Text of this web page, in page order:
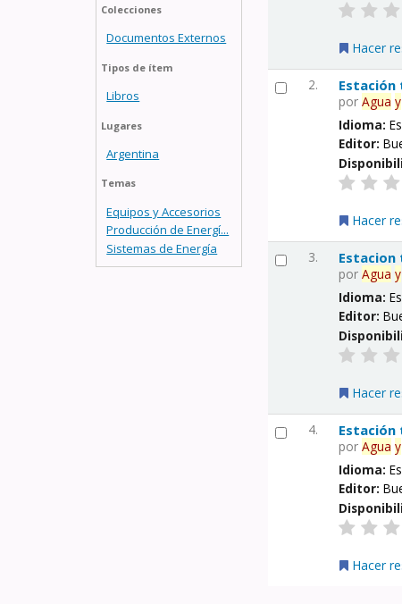
Colecciones
Documentos Externos
Tipos de ítem
Libros
Lugares
Argentina
Temas
Equipos y Accesorios
Producción de Energí...
Sistemas de Energía
Hacer
2. Estación
porAgua y
Idioma:
Editor:
Hacer
3. Estacion
porAgua y
Idioma:
Editor:
Hacer
4. Estación
porAgua y
Idioma:
Editor:
Hacer